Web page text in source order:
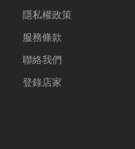
隱私權政策
服務條款
聯絡我們
登錄店家